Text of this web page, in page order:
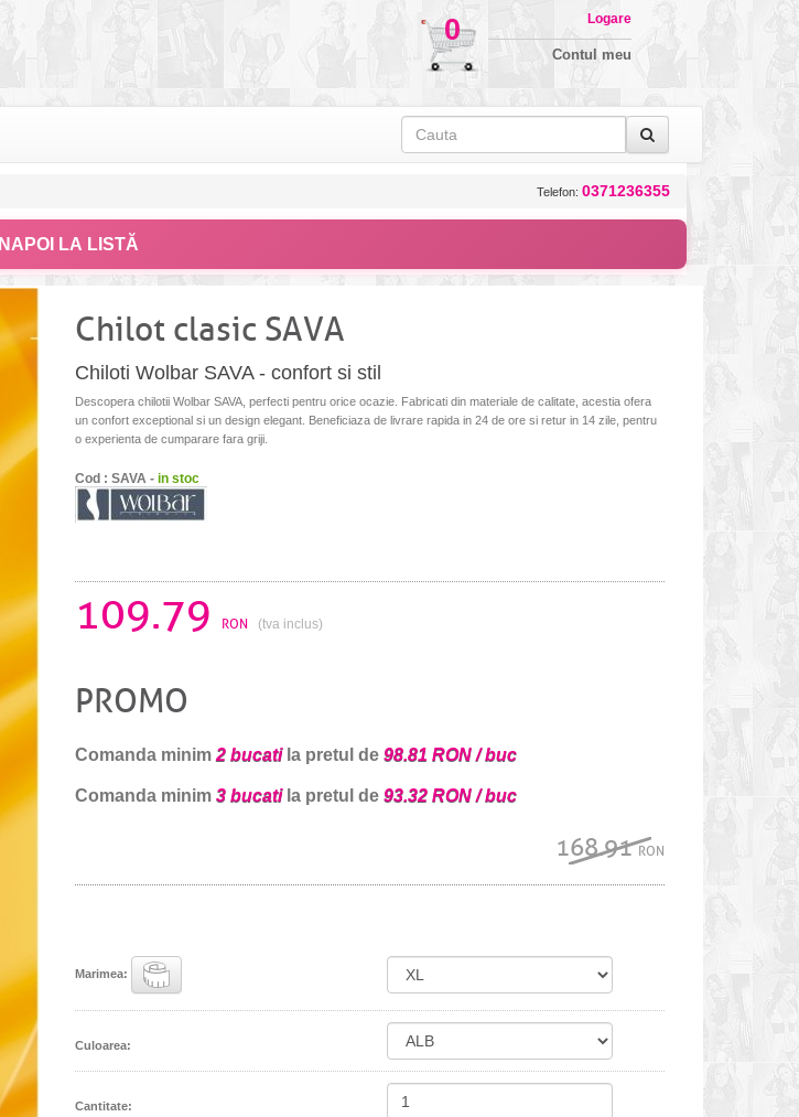
0 Logare
Contul meu
Telefon: 0371236355
ÎNAPOI LA LISTĂ
Chilot clasic SAVA
Chiloti Wolbar SAVA - confort si stil
Descopera chilotii Wolbar SAVA, perfecti pentru orice ocazie. Fabricati din materiale de calitate, acestia ofera
un confort exceptional si un design elegant. Beneficiaza de livrare rapida in 24 de ore si retur in 14 zile, pentru
o experienta de cumparare fara griji.
Cod : SAVA - in stoc
109.79 RON (tva inclus)
PROMO
Comanda minim 2 bucatila pretul de 98.81 RON / buc
Comanda minim 3 bucatila pretul de 93.32 RON / buc
168.91RON
Marimea:
Culoarea:
Cantitate: